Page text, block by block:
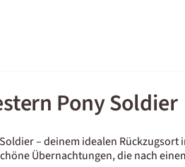
Pony Soldier
– deinem idealen Rückzugsort
Übernachtungen, die nach